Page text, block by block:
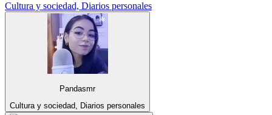
Cultura y sociedad, Diarios personales
Pandasmr
Cultura y sociedad, Diarios personales